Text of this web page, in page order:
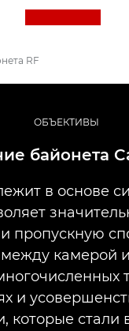
Профессиональная фото- и видеосъемка
Информационный банк: информационный ресурс для фотографов
RF
ОБЪЕКТИВЫ
байонета
в основе
и пропускную
камерой
и
которые